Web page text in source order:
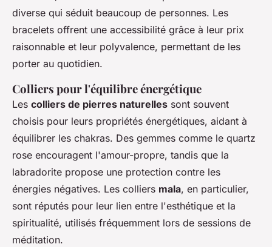
diverse qui séduit beaucoup de personnes. Les
bracelets offrent une accessibilité grâce à leur prix
raisonnable et leur polyvalence, permettant de les
porter au quotidien.
Colliers pour l'équilibre énergétique
Les colliers de pierres naturelles sont souvent
choisis pour leurs propriétés énergétiques, aidant à
équilibrer les chakras. Des gemmes comme le quartz
rose encouragent l'amour-propre, tandis que la
labradorite propose une protection contre les
énergies négatives. Les colliers mala, en particulier,
sont réputés pour leur lien entre l'esthétique et la
spiritualité, utilisés fréquemment lors de sessions de
méditation.